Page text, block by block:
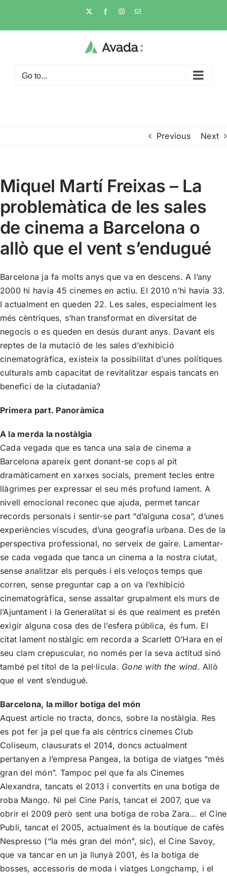
content
X FacebookInstagramEmail
Go to...
Previous Next
Miquel Martí Freixas – La
problemàtica de les sales
de cinema a Barcelona o
allò que el vent s’endugué
Barcelona ja fa molts anys que va en descens. A l’any
2000 hi havia 45 cinemes en actiu. El 2010 n’hi havia 33.
I actualment en queden 22. Les sales, especialment les
més cèntriques, s’han transformat en diversitat de
negocis o es queden en desús durant anys. Davant els
reptes de la mutació de les sales d’exhibició
cinematogràfica, existeix la possibilitat d’unes polítiques
culturals amb capacitat de revitalitzar espais tancats en
benefici de la ciutadania?
Primera part. Panoràmica
A la merda la nostàlgia
Cada vegada que es tanca una sala de cinema a
Barcelona apareix gent donant-se cops al pit
dramàticament en xarxes socials, prement tecles entre
llàgrimes per expressar el seu més profund lament. A
nivell emocional reconec que ajuda, permet tancar
records personals i sentir-se part “d’alguna cosa”, d’unes
experiències viscudes, d’una geografia urbana. Des de la
perspectiva professional, no serveix de gaire. Lamentar-
se cada vegada que tanca un cinema a la nostra ciutat,
sense analitzar els perquès i els veloços temps que
corren, sense preguntar cap a on va l’exhibició
cinematogràfica, sense assaltar grupalment els murs de
l’Ajuntament i la Generalitat si és que realment es pretén
exigir alguna cosa des de l’esfera pública, és fum. El
citat lament nostàlgic em recorda a Scarlett O’Hara en el
seu clam crepuscular, no només per la seva actitud sinó
també pel títol de la pel·lícula. Gone with the wind. Allò
que el vent s’endugué.
Barcelona, la millor botiga del món
Aquest article no tracta, doncs, sobre la nostàlgia. Res
es pot fer ja pel que fa als cèntrics cinemes Club
Coliseum, clausurats el 2014, doncs actualment
pertanyen a l’empresa Pangea, la botiga de viatges “més
gran del món”. Tampoc pel que fa als Cinemes
Alexandra, tancats el 2013 i convertits en una botiga de
roba Mango. Ni pel Cine París, tancat el 2007, que va
obrir el 2009 però sent una botiga de roba Zara… el Cine
Publi, tancat el 2005, actualment és la boutique de cafès
Nespresso (“la més gran del món”, sic), el Cine Savoy,
que va tancar en un ja llunyà 2001, és la botiga de
bosses, accessoris de moda i viatges Longchamp, i el